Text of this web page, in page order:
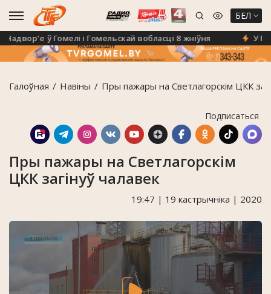
БЕЛ
ў Гомелі і Гомельскай вобласці 8 жніўня У
Галоўная Навiны Пры пажары на Светлагорскім ЦКК
Подписаться
Пры пажары на Светлагорскім
ЦКК загінуў чалавек
19:47 | 19 кастрычніка | 2020